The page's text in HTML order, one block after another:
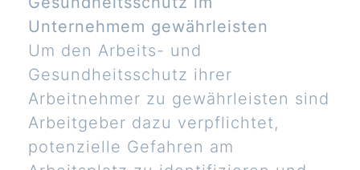
Unternehmem gewährleisten
Um den Arbeits- und
Gesundheitsschutz ihrer
Arbeitnehmer zu gewährleisten sind
Arbeitgeber dazu verpflichtet,
potenzielle Gefahren am